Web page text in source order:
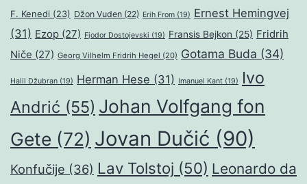
F. Kenedi (23) Džon Vuden (22) Erih From (19) Ernest Hemingvej
(31) Ezop (27) Fjodor Dostojevski (19) Fransis Bejkon (25) Fridrih
Niče (27) Georg Vilhelm Fridrih Hegel (20) Gotama Buda (34)
Halil Džubran (19) Herman Hese (31) Imanuel Kant (19)
Ivo
Andrić (55) Johan Volfgang fon
Gete (72) Jovan Dučić (90)
Konfučije (36) Lav Tolstoj (50) Leonardo da